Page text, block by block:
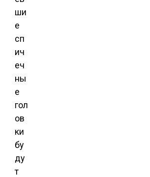
ши
е
сп
ич
еч
ны
е
гол
ов
ки
бу
ду
т